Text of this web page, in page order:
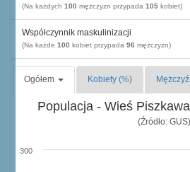
(Na każdych 100 mężczyzn przypada 105 kobiet)
Współczynnik maskulinizacji
(Na każde 100 kobiet przypada 96 mężczyzn)
Ogółem Kobiety (%)
Populacja - Wieś
(Źródło: GUS)
300